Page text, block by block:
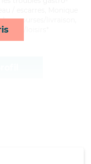
courses/livraison,
loisirs*